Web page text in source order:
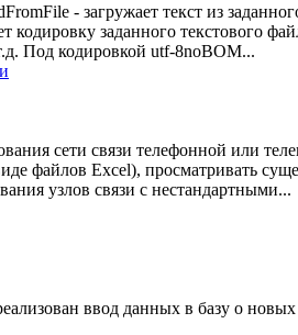
- загружает текст из
кодировку заданного текстового
Под кодировкой utf-8noBOM...
сети связи телефонной или
файлов Excel), просматривать
узлов связи с нестандартными...
ввод данных в базу о